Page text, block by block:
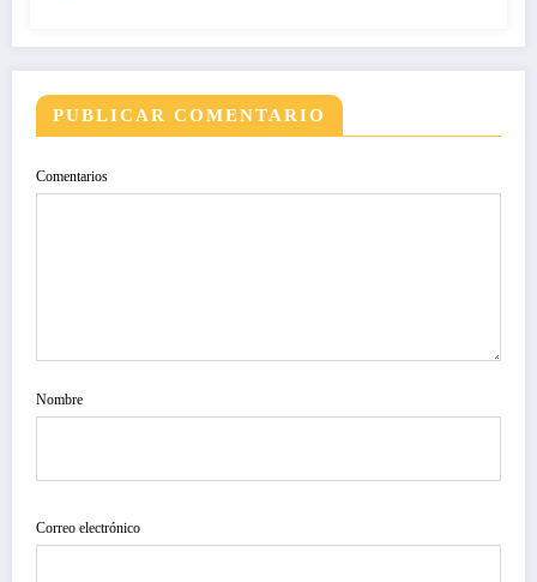
PUBLICAR COMENTARIO
Comentarios
Nombre
Correo electrónico